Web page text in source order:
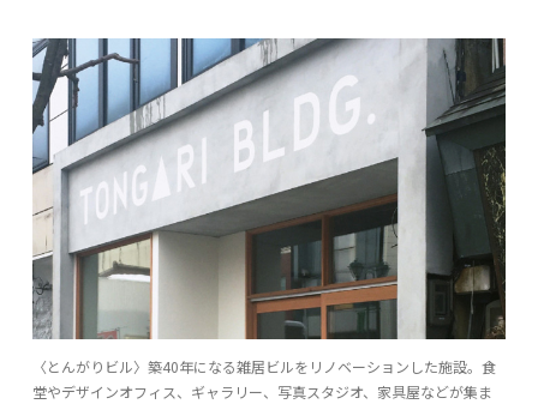
〈とんがりビル〉築40年になる雑居ビルをリノベーションした施設。食
堂やデザインオフィス、ギャラリー、写真スタジオ、家具屋などが集ま